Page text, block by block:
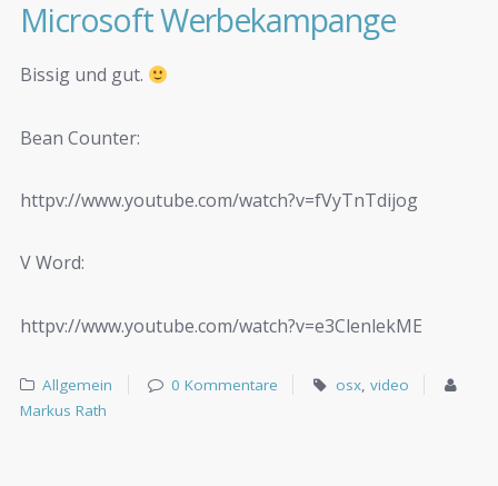
Microsoft Werbekampange
Bissig und gut.
Bean Counter:
httpv://www.youtube.com/watch?v=fVyTnTdijog
V Word:
httpv://www.youtube.com/watch?v=e3ClenlekME
Allgemein 0 Kommentare osx, video
Markus Rath